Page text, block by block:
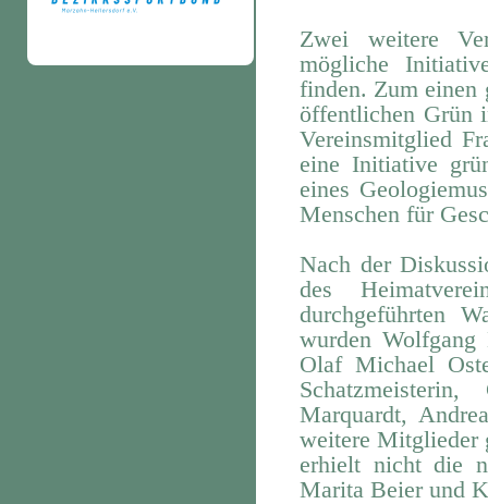
Zwei weitere
mögliche
finden. Zum einen
öffentlichen Grün
Vereinsmitglied
eine Initiative
eines
Menschen für
Nach der
des
durchgeführten
wurden Wolfgang
Olaf Michael
Marquardt,
weitere Mitglieder
erhielt nicht die
Marita Beier und